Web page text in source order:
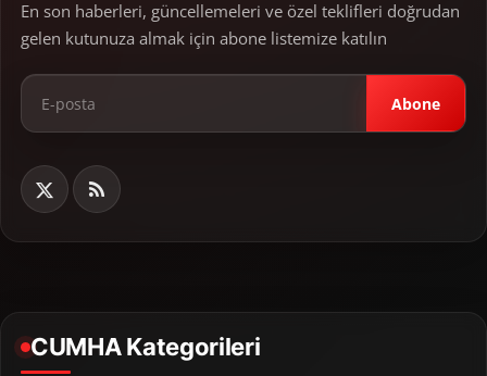
En son haberleri, güncellemeleri ve özel teklifleri doğrudan
gelen kutunuza almak için abone listemize katılın
Abone
CUMHA Kategorileri